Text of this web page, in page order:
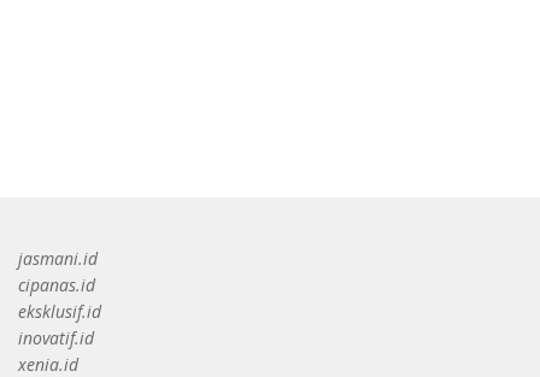
jasmani.id
cipanas.id
eksklusif.id
inovatif.id
xenia.id